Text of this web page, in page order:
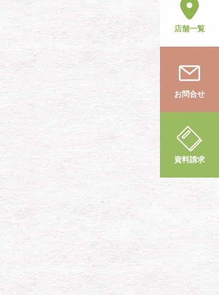
店舗一覧
お問合せ
資料請求